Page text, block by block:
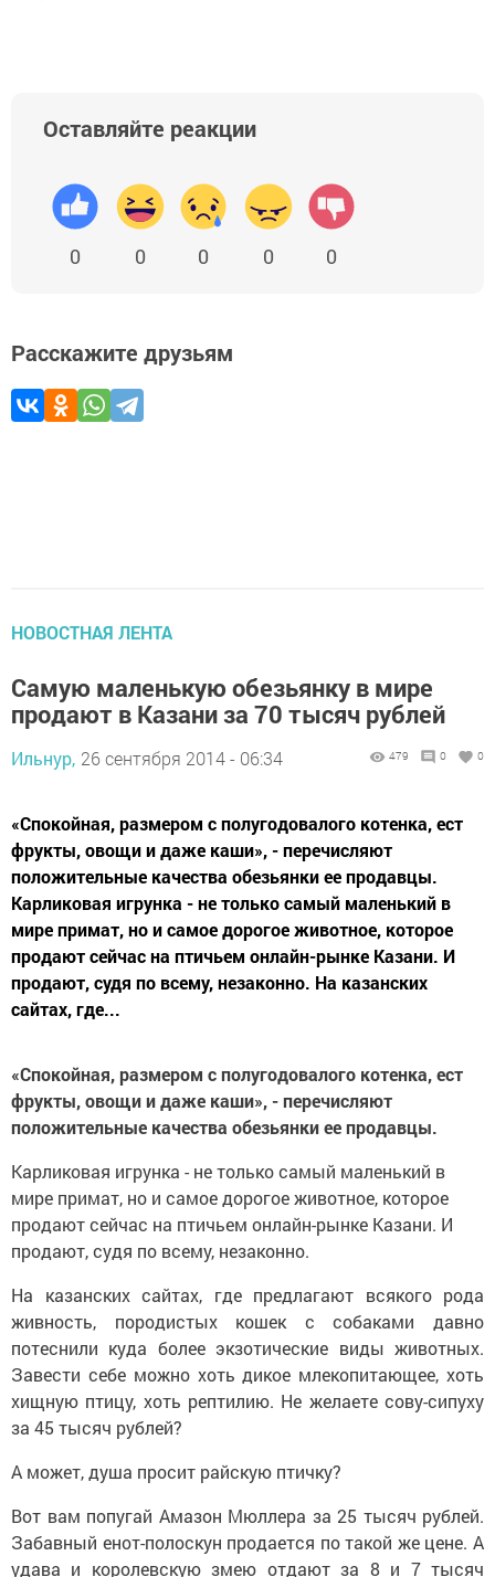
Оставляйте реакции
0 0 0 0 0
Расскажите друзьям
НОВОСТНАЯ ЛЕНТА
Самую маленькую обезьянку в мире
продают в Казани за 70 тысяч рублей
Ильнур, 26 сентября 2014 - 06:34 479 0 0
«Спокойная, размером с полугодовалого котенка, ест
фрукты, овощи и даже каши», - перечисляют
положительные качества обезьянки ее продавцы.
Карликовая игрунка - не только самый маленький в
мире примат, но и самое дорогое животное, которое
продают сейчас на птичьем онлайн-рынке Казани. И
продают, судя по всему, незаконно. На казанских
сайтах, где...
«Спокойная, размером с полугодовалого котенка, ест
фрукты, овощи и даже каши», - перечисляют
положительные качества обезьянки ее продавцы.
Карликовая игрунка - не только самый маленький в
мире примат, но и самое дорогое животное, которое
продают сейчас на птичьем онлайн-рынке Казани. И
продают, судя по всему, незаконно.
На казанских сайтах, где предлагают всякого рода
живность, породистых кошек с собаками давно
потеснили куда более экзотические виды животных.
Завести себе можно хоть дикое млекопитающее, хоть
хищную птицу, хоть рептилию. Не желаете сову-сипуху
за 45 тысяч рублей?
А может, душа просит райскую птичку?
Вот вам попугай Амазон Мюллера за 25 тысяч рублей.
Забавный енот-полоскун продается по такой же цене. А
удава и королевскую змею отдают за 8 и 7 тысяч